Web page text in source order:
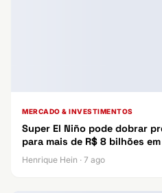
MERCADO & INVESTIMENTOS
Super El Niño pode dobrar
para mais de R$ 8 bilhões
Henrique Hein · 7 ago